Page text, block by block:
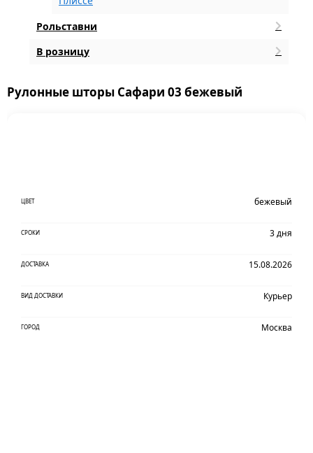
Рольставни
В розницу
Рулонные шторы Сафари 03 бежевый
ЦВЕТ бежевый
СРОКИ 3 дня
ДОСТАВКА 15.08.2026
ВИД ДОСТАВКИ Курьер
ГОРОД Москва